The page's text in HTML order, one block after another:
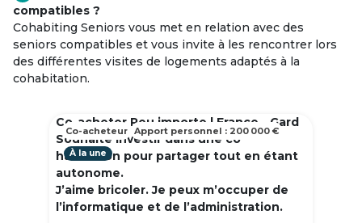
compatibles ?
Cohabiting Seniors vous met en relation avec des
seniors compatibles et vous invite à les rencontrer lors
des différentes visites de logements adaptés à la
cohabitation.
Co-acheter Peu importe | France - Gard
Souhaite investir dans une co
habitation pour partager tout en étant
autonome.
J’aime bricoler. Je peux m’occuper de
l’informatique et de l’administration.
À la une
Co-acheteur Apport personnel : 200 000 €